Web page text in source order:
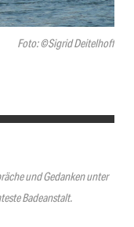
Foto: ©Sigrid Deitelhoff
und Gedanken unter
Badeanstalt.